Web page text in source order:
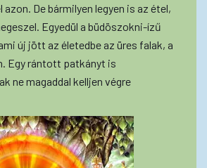
De bármilyen legyen is az étel,
Egyedül a büdöszokni-ízű
új jött az életedbe az üres falak, a
Egy rántott patkányt is
ne magaddal kelljen végre